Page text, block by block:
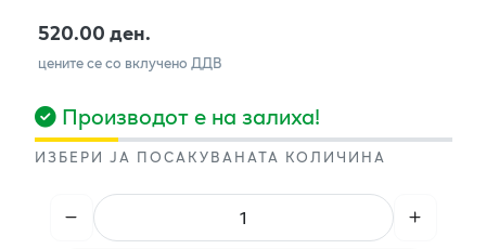
520.00 ден.
цените се со вклучено ДДВ
Производот е на залиха!
ИЗБЕРИ ЈА ПОСАКУВАНАТА КОЛИЧИНА